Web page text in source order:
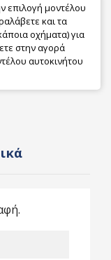
επιλογή μοντέλου
και τα
οχήματα) για
στην αγορά
αυτοκινήτου